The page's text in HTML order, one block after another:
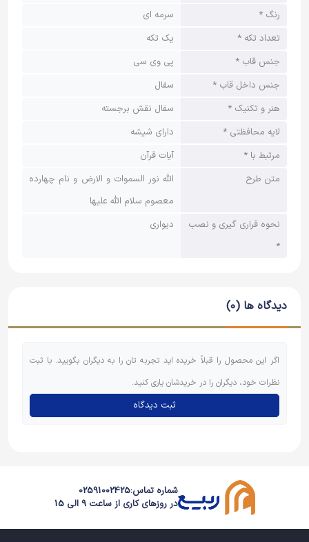
رنگ *
سرمه ای
تعداد تکه *
یک تکه
جنس قاب *
پی وی سی
جنس داخل قاب *
سفال
هنر و تکنیک *
سفال نقش برجسته
لایه محافظتی *
دارای شیشه
مرتبط با *
آیات قرآن
متن طرح
الله نور السموات و الارض و نام چهارده
معصوم سلام الله علیها
نحوه قراری گیری و نصب
*
دیواری
دیدگاه ها (0)
اگر این محصول را قبلاً خریده اید تجربه تان را به دیگران بگویید. با ثبت
نظرات خود، دیگران را در خریدشان یاری کنید.
ثبت دیدگاه
شماره تماس:02591002425
در روزهای کاری از ساعت 9 الی 15